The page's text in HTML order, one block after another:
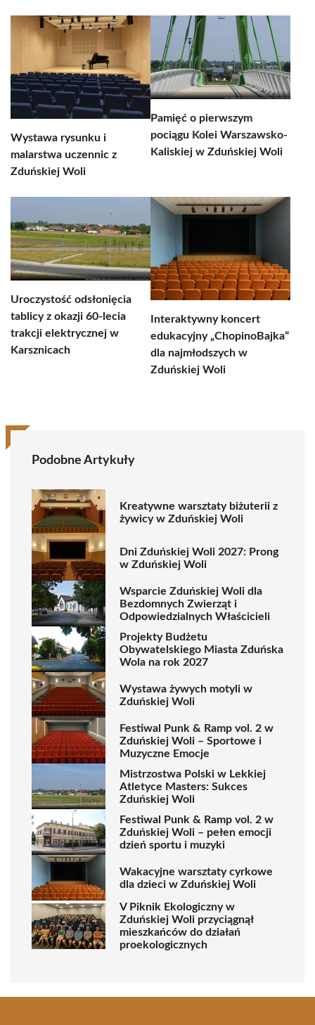
Wystawa rysunku i
malarstwa uczennic z
Zduńskiej Woli
Pamięć o pierwszym
pociągu Kolei Warszawsko-
Kaliskiej w Zduńskiej Woli
Uroczystość odsłonięcia
tablicy z okazji 60-lecia
trakcji elektrycznej w
Karsznicach
Interaktywny koncert
edukacyjny „ChopinoBajka”
dla najmłodszych w
Zduńskiej Woli
Podobne Artykuły
Kreatywne warsztaty biżuterii z
żywicy w Zduńskiej Woli
Dni Zduńskiej Woli 2027: Prong
w Zduńskiej Woli
Wsparcie Zduńskiej Woli dla
Bezdomnych Zwierząt i
Odpowiedzialnych Właścicieli
Projekty Budżetu
Obywatelskiego Miasta Zduńska
Wola na rok 2027
Wystawa żywych motyli w
Zduńskiej Woli
Festiwal Punk & Ramp vol. 2 w
Zduńskiej Woli – Sportowe i
Muzyczne Emocje
Mistrzostwa Polski w Lekkiej
Atletyce Masters: Sukces
Zduńskiej Woli
Festiwal Punk & Ramp vol. 2 w
Zduńskiej Woli – pełen emocji
dzień sportu i muzyki
Wakacyjne warsztaty cyrkowe
dla dzieci w Zduńskiej Woli
V Piknik Ekologiczny w
Zduńskiej Woli przyciągnął
mieszkańców do działań
proekologicznych